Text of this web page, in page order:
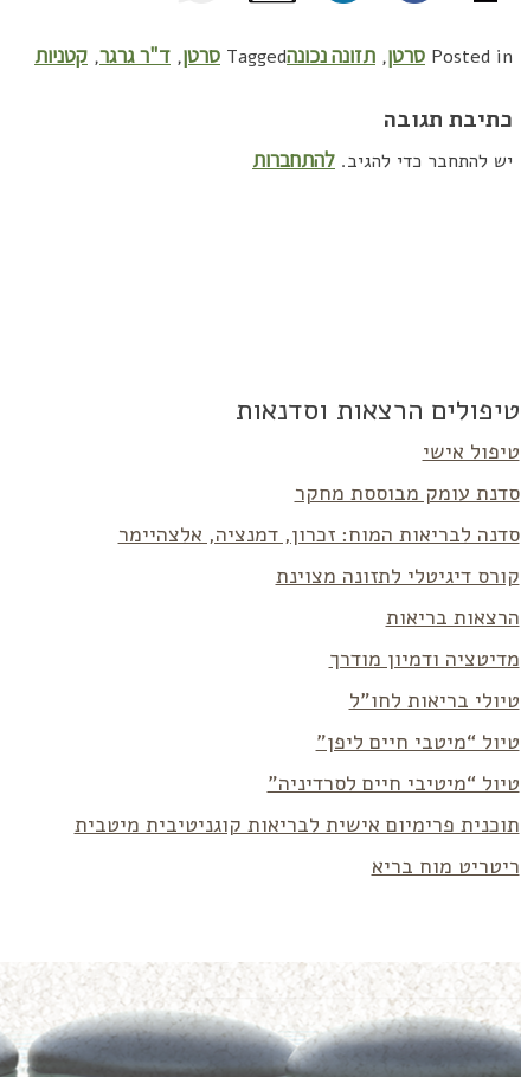
Posted in סרטן, תזונה נכונהTagged סרטן, ד"ר גרגר, קטניות
כתיבת תגובה
יש להתחבר כדי להגיב. להתחברות
טיפולים הרצאות וסדנאות
טיפול אישי
סדנת עומק מבוססת מחקר
סדנה לבריאות המוח: זכרון, דמנציה, אלצהיימר
קורס דיגיטלי לתזונה מצוינת
הרצאות בריאות
מדיטציה ודמיון מודרך
טיולי בריאות לחו”ל
טיול “מיטבי חיים ליפן”
טיול “מיטיבי חיים לסרדיניה”
תוכנית פרימיום אישית לבריאות קוגניטיבית מיטבית
ריטריט מוח בריא